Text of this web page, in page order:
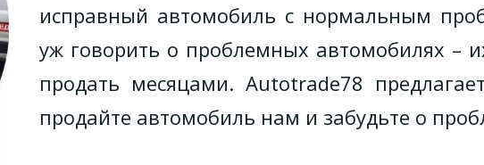
исправный автомобиль с нормальным
уж говорить о проблемных автомобилях –
продать месяцами. Autotrade78
продайте автомобиль нам и забудьте о